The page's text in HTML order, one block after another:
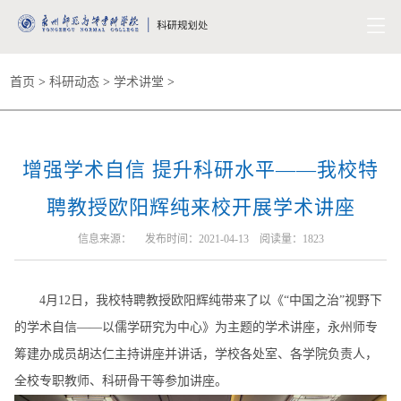
首页 >科研动态 >学术讲堂 >
增强学术自信 提升科研水平——我校特
聘教授欧阳辉纯来校开展学术讲座
信息来源： 发布时间：2021-04-13 阅读量： 1823
4月12日，我校特聘教授欧阳辉纯带来了以《“中国之治”视野下
的学术自信——以儒学研究为中心》为主题的学术讲座，永州师专
筹建办成员胡达仁主持讲座并讲话，学校各处室、各学院负责人，
全校专职教师、科研骨干等参加讲座。